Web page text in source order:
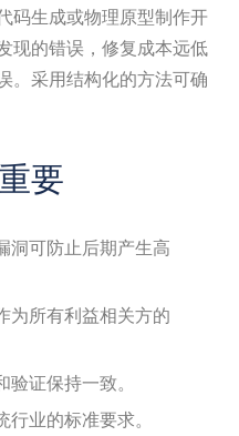
码生成或物理原型制作开
现的错误，修复成本远低
。采用结构化的方法可确
要
洞可防止后期产生高
为所有利益相关方的
证保持一致。
业的标准要求。